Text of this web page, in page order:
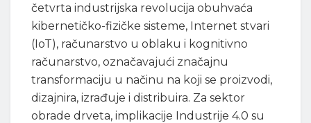
četvrta industrijska revolucija obuhvaća
kibernetičko-fizičke sisteme, Internet stvari
(IoT), računarstvo u oblaku i kognitivno
računarstvo, označavajući značajnu
transformaciju u načinu na koji se proizvodi,
dizajnira, izrađuje i distribuira. Za sektor
obrade drveta, implikacije Industrije 4.0 su